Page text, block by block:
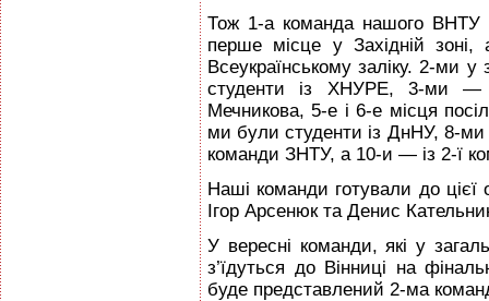
Тож 1-а команда нашого ВНТУ
перше місце у Західній
Всеукраїнському заліку. 2-ми у
студенти із ХНУРЕ, 3-ми
Мечникова, 5-е і 6-е місця
ми були студенти із ДнНУ, 8-
команди ЗНТУ, а 10-и — із 2-ї
Наші команди готували до
Ігор Арсенюк та Денис
У вересні команди, які у
з’їдуться до Вінниці на
буде представлений 2-ма